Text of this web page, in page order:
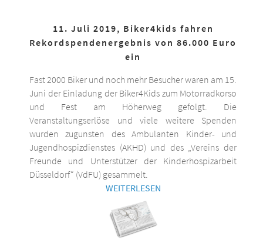
11. Juli 2019, Biker4kids fahren
Rekordspendenergebnis von 86.000 Euro
ein
Fast 2000 Biker und noch mehr Besucher waren am 15.
Juni der Einladung der Biker4Kids zum Motorradkorso
und Fest am Höherweg gefolgt. Die
Veranstaltungserlöse und viele weitere Spenden
wurden zugunsten des Ambulanten Kinder- und
Jugendhospizdienstes (AKHD) und des „Vereins der
Freunde und Unterstützer der Kinderhospizarbeit
Düsseldorf“ (VdFU) gesammelt.
WEITERLESEN